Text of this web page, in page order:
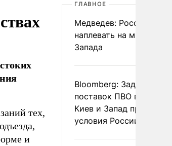
тех,
и
ГЛАВНОЕ
Медведев: России
наплевать на мнение
Запада
Bloomberg: Задержка
поставок ПВО вынудит
Киев и Запад принять
условия России